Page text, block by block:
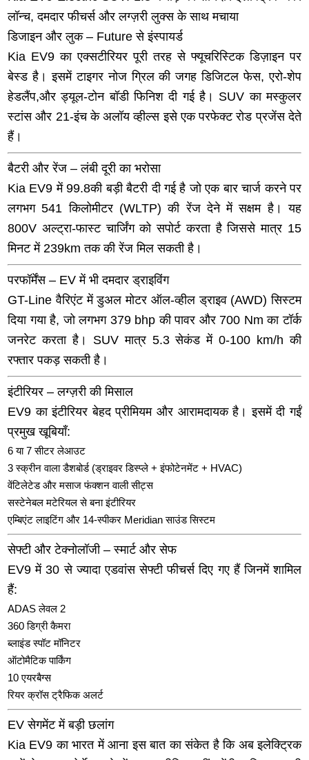
लॉन्च, दमदार फीचर्स और लग्ज़री लुक्स के साथ मचाया
डिजाइन और लुक – Future से इंस्पायर्ड
Kia EV9 का एक्सटीरियर पूरी तरह से फ्यूचरिस्टिक डिज़ाइन पर
बेस्ड है। इसमें टाइगर नोज ग्रिल की जगह डिजिटल फेस, एरो-शेप
हेडलैंप,और ड्यूल-टोन बॉडी फिनिश दी गई है। SUV का मस्कुलर
स्टांस और 21-इंच के अलॉय व्हील्स इसे एक परफेक्ट रोड प्रजेंस देते
हैं।
बैटरी और रेंज – लंबी दूरी का भरोसा
Kia EV9 में 99.8की बड़ी बैटरी दी गई है जो एक बार चार्ज करने पर
लगभग 541 किलोमीटर (WLTP) की रेंज देने में सक्षम है। यह
800V अल्ट्रा-फास्ट चार्जिंग को सपोर्ट करता है जिससे मात्र 15
मिनट में 239km तक की रेंज मिल सकती है।
परफॉर्मेंस – EV में भी दमदार ड्राइविंग
GT-Line वैरिएंट में डुअल मोटर ऑल-व्हील ड्राइव (AWD) सिस्टम
दिया गया है, जो लगभग 379 bhp की पावर और 700 Nm का टॉर्क
जनरेट करता है। SUV मात्र 5.3 सेकंड में 0-100 km/h की
रफ्तार पकड़ सकती है।
इंटीरियर – लग्ज़री की मिसाल
EV9 का इंटीरियर बेहद प्रीमियम और आरामदायक है। इसमें दी गईं
प्रमुख खूबियाँ:
6 या 7 सीटर लेआउट
3 स्क्रीन वाला डैशबोर्ड (ड्राइवर डिस्प्ले + इंफोटेनमेंट + HVAC)
वेंटिलेटेड और मसाज फंक्शन वाली सीट्स
सस्टेनेबल मटेरियल से बना इंटीरियर
एम्बिएंट लाइटिंग और 14-स्पीकर Meridian साउंड सिस्टम
सेफ्टी और टेक्नोलॉजी – स्मार्ट और सेफ
EV9 में 30 से ज्यादा एडवांस सेफ्टी फीचर्स दिए गए हैं जिनमें शामिल
हैं:
ADAS लेवल 2
360 डिग्री कैमरा
ब्लाइंड स्पॉट मॉनिटर
ऑटोमैटिक पार्किंग
10 एयरबैग्स
रियर क्रॉस ट्रैफिक अलर्ट
EV सेगमेंट में बड़ी छलांग
Kia EV9 का भारत में आना इस बात का संकेत है कि अब इलेक्ट्रिक